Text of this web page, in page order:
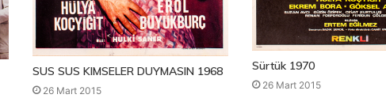
SUS SUS KIMSELER DUYMASIN 1968
26 Mart 2015
Sürtük 1970
26 Mart 2015